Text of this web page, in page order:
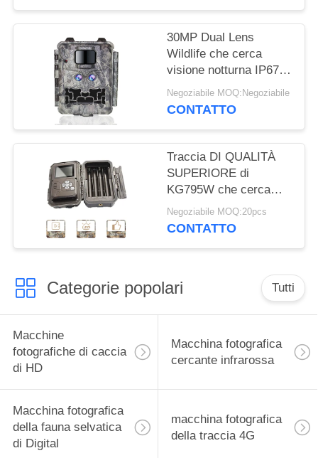
30MP Dual Lens
Wildlife che cerca
visione notturna IP67
della macchina
fotografica 1080P
Negoziabile MOQ:Negoziabile
CONTATTO
Traccia DI QUALITÀ
SUPERIORE di
KG795W che cerca
macchina fotografica
30MP 1080P HD per
Negoziabile MOQ:20pcs
CONTATTO
Categorie popolari Tutti
Macchine
fotografiche di caccia
di HD
Macchina fotografica
cercante infrarossa
Macchina fotografica
della fauna selvatica
di Digital
macchina fotografica
della traccia 4G